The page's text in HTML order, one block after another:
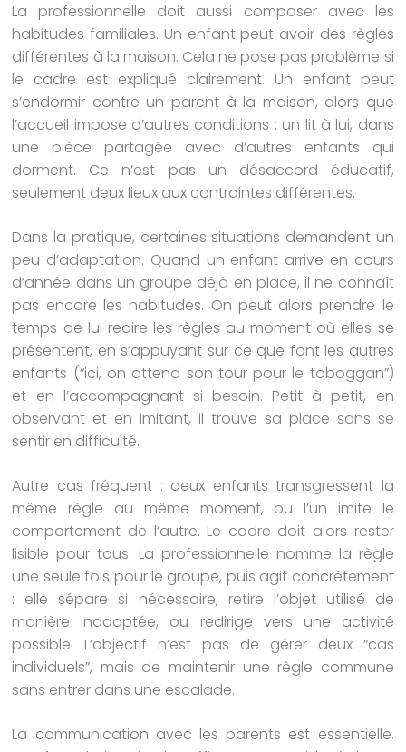
La professionnelle doit aussi composer avec les
habitudes familiales. Un enfant peut avoir des règles
différentes à la maison. Cela ne pose pas problème si
le cadre est expliqué clairement. Un enfant peut
s’endormir contre un parent à la maison, alors que
l’accueil impose d’autres conditions : un lit à lui, dans
une pièce partagée avec d’autres enfants qui
dorment. Ce n’est pas un désaccord éducatif,
seulement deux lieux aux contraintes différentes.
Dans la pratique, certaines situations demandent un
peu d’adaptation. Quand un enfant arrive en cours
d’année dans un groupe déjà en place, il ne connaît
pas encore les habitudes. On peut alors prendre le
temps de lui redire les règles au moment où elles se
présentent, en s’appuyant sur ce que font les autres
enfants (“ici, on attend son tour pour le toboggan”)
et en l’accompagnant si besoin. Petit à petit, en
observant et en imitant, il trouve sa place sans se
sentir en difficulté.
Autre cas fréquent : deux enfants transgressent la
même règle au même moment, ou l’un imite le
comportement de l’autre. Le cadre doit alors rester
lisible pour tous. La professionnelle nomme la règle
une seule fois pour le groupe, puis agit concrètement
: elle sépare si nécessaire, retire l’objet utilisé de
manière inadaptée, ou redirige vers une activité
possible. L’objectif n’est pas de gérer deux “cas
individuels”, mais de maintenir une règle commune
sans entrer dans une escalade.
La communication avec les parents est essentielle.